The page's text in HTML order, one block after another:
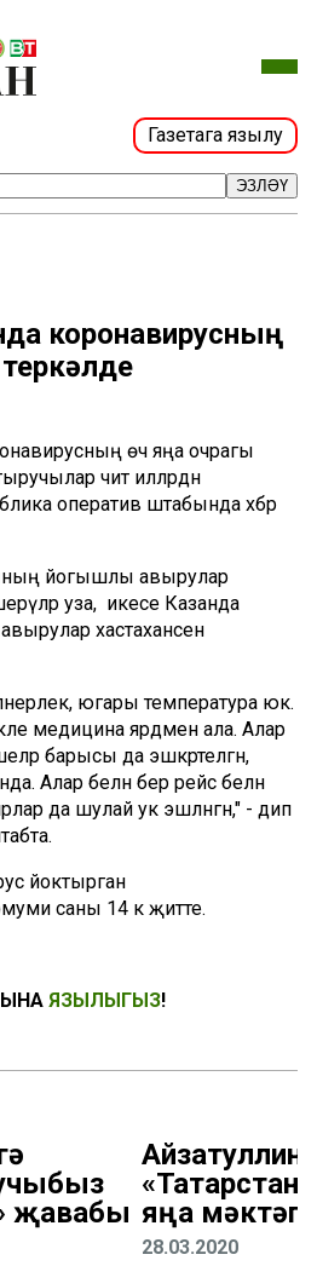
Газетага язылу
ЭЗЛӘҮ
коронавирусның
өч яңа очрагы
чит илләрдән
оператив штабында хәбәр
йогышлы авырулар
уза, икесе Казанда
хастаханәсенә
югары температура юк.
медицина ярдәмен ала. Алар
барысы да эшкәртелгән,
Алар белән бер рейс белән
да шулай ук эшләнгән," - дип
йоктырган
саны 14 кә җитте.
ЯЗЫЛЫГЫЗ!
җавабы
Айзатуллин:
яңа мәктәп
28.03.2020